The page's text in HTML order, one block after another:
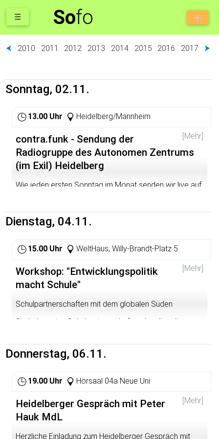
Sofo
☰
⮜ 2010 2011 2012 2013 2014 2015 2016 2017 ⮞
Sonntag, 02.11.
13.00 Uhr Heidelberg/Mannheim
[Mehr]
contra.funk - Sendung der
Radiogruppe des Autonomen Zentrums
(im Exil) Heidelberg
Wie jeden ersten Sonntag im Monat senden wir live auf
via Kabelempfang sowie im Livestream unter
http://bermudafunk.org/livestream.html
nk.html
Dienstag, 04.11.
15.00 Uhr WeltHaus, Willy-Brandt-Platz 5
[Mehr]
Workshop: "Entwicklungspolitik
macht Schule"
Schulpartnerschaften mit dem globalen Süden
Sie haben eine Schulpartnerschaft und wollen diese
Sie haben Interesse Entwicklungspolitik an Ihre Schule
zu bringen und möchten eine Schulpartnerschaft?
Dann möchten wir herzlich zu folgendem Workshop-
Angebot einladen!
Schulpartnerschaften mit Partnern im globalen Süden
sind spannend und bereichernd. Langfristige
Beziehungen scheitern aber oft an kulturellen
Unterschieden. Bei den wenigen Schulpartnerschaften,
Donnerstag, 06.11.
19.00 Uhr Hörsaal 04a Neue Uni
[Mehr]
Heidelberger Gespräch mit Peter
Hauk MdL
Herzliche Einladung zum Heidelberger Gespräch mit